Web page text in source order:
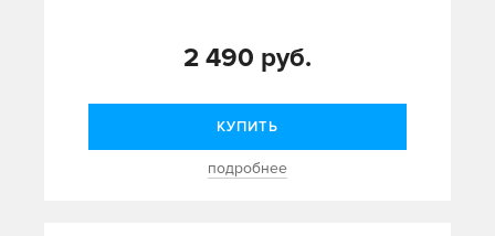
2 490 руб.
КУПИТЬ
подробнее